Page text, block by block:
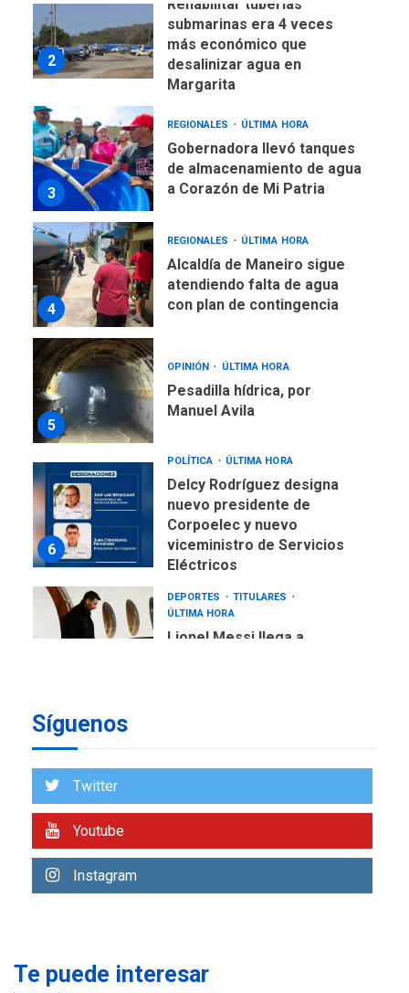
3
Gobernadora llevó tanques
de almacenamiento de agua
a Corazón de Mi Patria
4
atendiendo falta de agua
con plan de contingencia
5
OPINIÓN ÚLTIMA HORA
Pesadilla hídrica, por
Manuel Avila
6
nuevo presidente de
Corpoelec y nuevo
viceministro de Servicios
7
DEPORTES
TITULARES
ÚLTIMA HORA
Lionel Messi llega a
Argentina para despedir a
su padre
ÚLTIMA HORA
ASOMAYOR se afilia a la
Cámara de Comercio para
2
submarinas era 4 veces
desalinizar agua en
Gobernadora llevó tanques
REGIONALES
Síguenos
Twitter
Youtube
Instagram
Te puede interesar